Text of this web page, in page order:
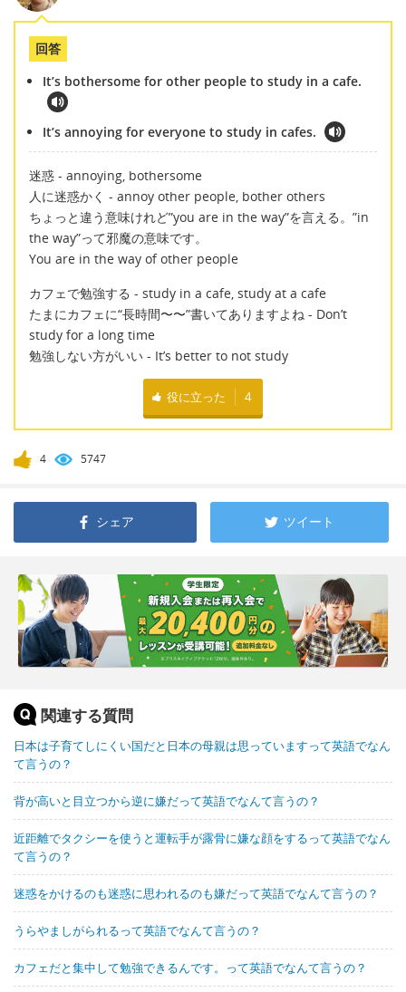
回答
It’s bothersome for other people to study in a cafe.
It’s annoying for everyone to study in cafes.
迷惑 - annoying, bothersome
人に迷惑かく - annoy other people, bother others
ちょっと違う意味けれど”you are in the way”を言える。”in
the way”って邪魔の意味です。
You are in the way of other people
カフェで勉強する - study in a cafe, study at a cafe
たまにカフェに“長時間〜〜”書いてありますよね - Don’t
study for a long time
勉強しない方がいい - It’s better to not study
役に立った 4
4 5747
シェア ツイート
関連する質問
日本は子育てしにくい国だと日本の母親は思っていますって英語でなん
て言うの？
背が高いと目立つから逆に嫌だって英語でなんて言うの？
近距離でタクシーを使うと運転手が露骨に嫌な顔をするって英語でなん
て言うの？
迷惑をかけるのも迷惑に思われるのも嫌だって英語でなんて言うの？
うらやましがられるって英語でなんて言うの？
カフェだと集中して勉強できるんです。って英語でなんて言うの？